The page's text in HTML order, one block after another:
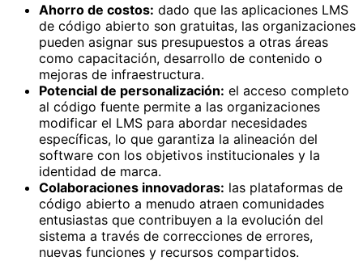
Ahorro de costos: dado que las aplicaciones LMS
de código abierto son gratuitas, las organizaciones
pueden asignar sus presupuestos a otras áreas
como capacitación, desarrollo de contenido o
mejoras de infraestructura.
Potencial de personalización: el acceso completo
al código fuente permite a las organizaciones
modificar el LMS para abordar necesidades
específicas, lo que garantiza la alineación del
software con los objetivos institucionales y la
identidad de marca.
Colaboraciones innovadoras: las plataformas de
código abierto a menudo atraen comunidades
entusiastas que contribuyen a la evolución del
sistema a través de correcciones de errores,
nuevas funciones y recursos compartidos.